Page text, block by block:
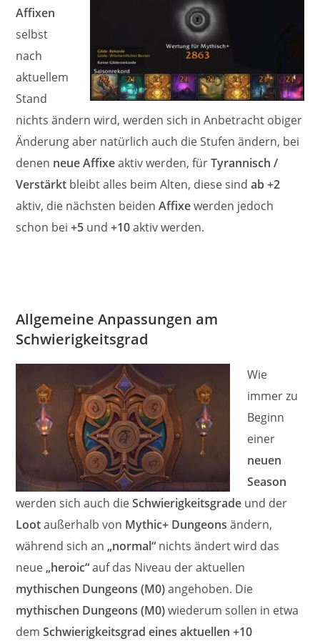
Affixen
selbst
nach
aktuellem
Stand
nichts ändern wird, werden sich in Anbetracht obiger
Änderung aber natürlich auch die Stufen ändern, bei
denen neue Affixeaktiv werden, fürTyrannisch /
Verstärkt bleibt alles beim Alten, diese sindab +2
aktiv, die nächsten beidenAffixewerden jedoch
schon bei+5 und+10aktiv werden.
Allgemeine Anpassungen am
Schwierigkeitsgrad
Wie
immer zu
Beginn
einer
neuen
Season
werden sich auch dieSchwierigkeitsgrade und der
Lootaußerhalb von Mythic+ Dungeons ändern,
während sich an„normal“ nichts ändert wird das
neue„heroic“auf das Niveau der aktuellen
mythischen Dungeons (M0)angehoben. Die
mythischen Dungeons (M0)wiederum sollen in etwa
demSchwierigkeitsgrad eines aktuellen +10